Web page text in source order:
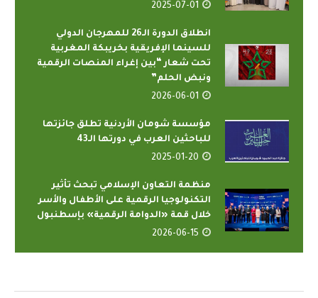
2025-07-01
انطلاق الدورة الـ26 للمهرجان الدولي
للسينما الإفريقية بخريبكة المغربية
تحت شعار “بين إغراء المنصات الرقمية
ونبض الحلم”
2026-06-01
مؤسسة شومان الأردنية تطلق جائزتها
للباحثين العرب في دورتها الـ43
2025-01-20
منظمة التعاون الإسلامي تبحث تأثير
التكنولوجيا الرقمية على الأطفال والأسر
خلال قمة «الدوامة الرقمية» بإسطنبول
2026-06-15